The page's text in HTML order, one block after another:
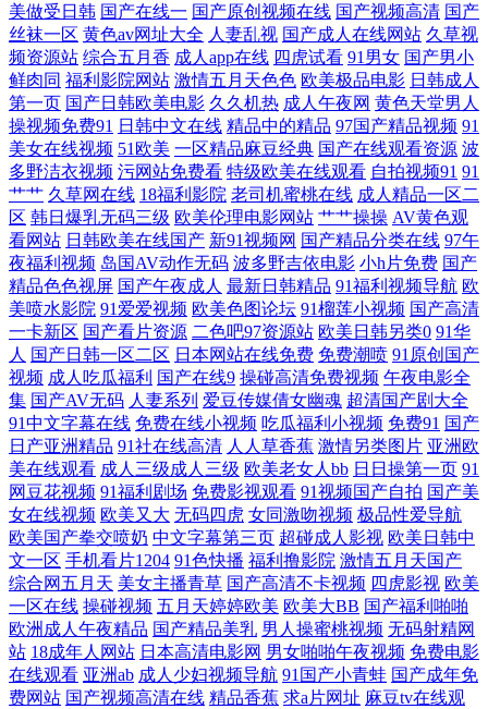
碰人人大 九九超踫 日韩人妻导航 在线国产视频 国产精品天天躁 欧美性交
另尖 亚洲丝袜色图 波多野解衣 国产三级免费版权 日本做爱91视屏 97亚洲
中文 后入丝袜大屁股 日韩操逼视频 91素人草草影院 国产精品日韩无 欧美
一级黄色A片 中文字幕的91 国产乱淫视频 青青草视频 宅男午夜啪啪 超碰
人人射 九一免费 午夜吃奶国产视频 a片avcom 户外漏出 日本黄色网 91大
神图片 国产精品传媒狼友 青青草超碰 伊人成人网电影 超碰97人人超 九九
热精品 天天干视频毛片 wwwav天堂网 精品国产欧美日韩 日韩无遮挡免费
99碰碰视频 九一大香蕉 天堂网最新网址 97护士超碰在线 久草最新网址 性
爱短视频 www色图com 久草免费福利站 无码欧洲三区 www午夜av 久久香
蕉网视频 五月花电影网 wwww91色色 精品3d动漫一区 三级片小说五月天
97人人操人人爽 黄色片青青草 日韩三级aa 国产在线网站 国产熟女露脸 国
产精品怕怕视频 人人艹超碰在线 日韩黄色三级影院 久操资源福利在线 天
美mv入口 AV黄色强奸影院 麻豆视频在线观看 亚洲国产第四页 传媒视频
美做受日韩 国产在线一 国产原创视频在线 国产视频高清 国产
丝袜一区 黄色av网址大全 人妻乱视 国产成人在线网站 久草视
频资源站 综合五月香 成人app在线 四虎试看 91男女 国产男小
鲜肉同 福利影院网站 激情五月天色色 欧美极品电影 日韩成人
第一页 国产日韩欧美电影 久久机热 成人午夜网 黄色天堂男人
操视频免费91 日韩中文在线 精品中的精品 97国产精品视频 91
美女在线视频 51欧美 一区精品麻豆经典 国产在线观看资源 波
多野洁衣视频 污网站免费看 特级欧美在线观看 自拍视频91 91
艹艹 久草网在线 18福利影院 老司机蜜桃在线 成人精品一区二
区 韩日爆乳无码三级 欧美伦理电影网站 艹艹操操 AV黄色观
看网站 日韩欧美在线国产 新91视频网 国产精品分类在线 97午
夜福利视频 岛国AV动作无码 波多野吉依电影 小h片免费 国产
精品色色视屏 国产午夜成人 最新日韩精品 91福利视频导航 欧
美喷水影院 91爱爱视频 欧美色图论坛 91榴莲小视频 国产高清
一卡新区 国产看片资源 二色吧97资源站 欧美日韩另类0 91华
人 国产日韩一区二区 日本网站在线免费 免费潮喷 91原创国产
视频 成人吃瓜福利 国产在线9 操碰高清免费视频 午夜电影全
集 国产AV无码 人妻系列 爱豆传媒倩女幽魂 超清国产剧大全
91中文字幕在线 免费在线小视频 吃瓜福利小视频 免费91 国产
日产亚洲精品 91社在线高清 人人草香蕉 激情另类图片 亚洲欧
美在线观看 成人三级成人三级 欧美老女人bb 日日操第一页 91
网豆花视频 91福利剧场 免费影视观看 91视频国产自拍 国产美
女在线视频 欧美又大 无码四虎 女同激吻视频 极品性爱导航
欧美国产拳交喷奶 中文字幕第三页 超碰成人影视 欧美日韩中
文一区 手机看片1204 91色快播 福利撸影院 激情五月天国产
综合网五月天 美女主播青草 国产高清不卡视频 四虎影视 欧美
一区在线 操碰视频 五月天婷婷欧美 欧美大BB 国产福利啪啪
欧洲成人午夜精品 国产精品美乳 男人操蜜桃视频 无码射精网
站 18成年人网站 日本高清电影网 男女啪啪午夜视频 免费电影
在线观看 亚洲ab 成人少妇视频导航 91国产小青蛙 国产成年免
费网站 国产视频高清在线 精品香蕉 求a片网址 麻豆tv在线观